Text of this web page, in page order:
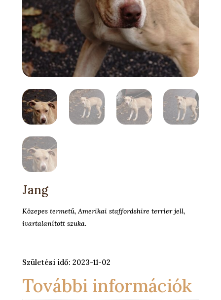
Jang
Közepes termetű, Amerikai staffordshire terrier jell,
ivartalanított szuka.
Születési idő: 2023-11-02
További információk